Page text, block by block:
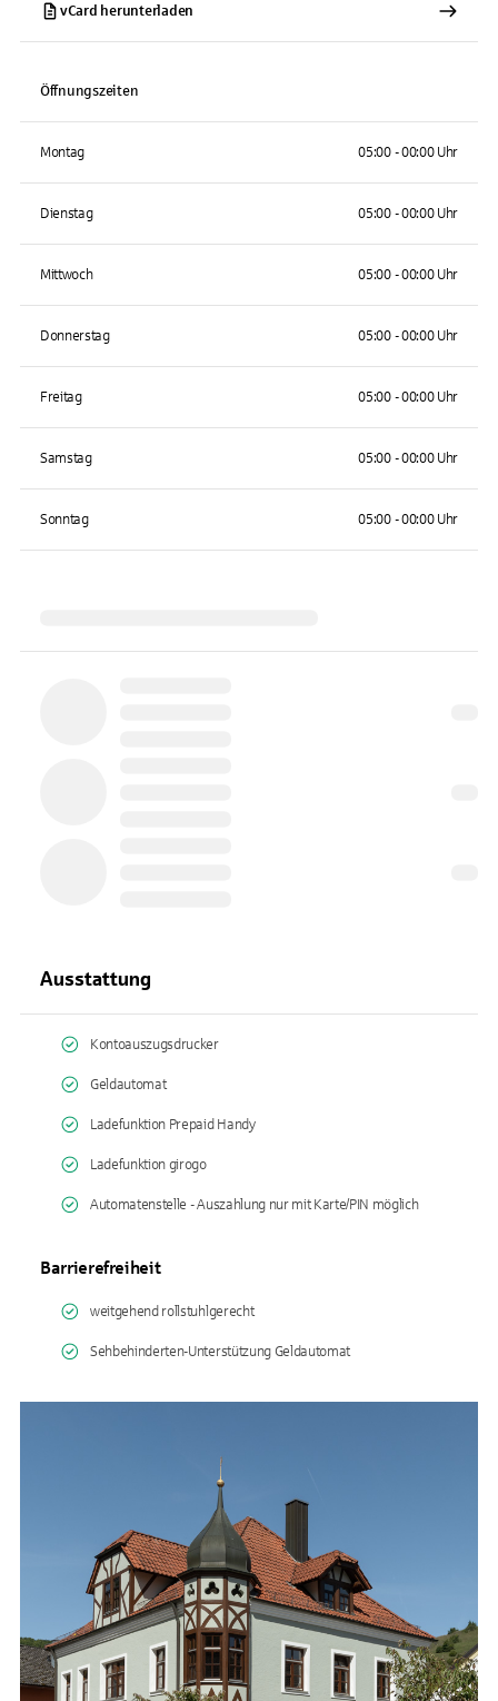
vCard herunterladen
Öffnungszeiten
Montag 05:00 - 00:00 Uhr
Dienstag 05:00 - 00:00 Uhr
Mittwoch 05:00 - 00:00 Uhr
Donnerstag 05:00 - 00:00 Uhr
Freitag 05:00 - 00:00 Uhr
Samstag 05:00 - 00:00 Uhr
Sonntag 05:00 - 00:00 Uhr
Ausstattung
Kontoauszugsdrucker
Geldautomat
Ladefunktion Prepaid Handy
Ladefunktion girogo
Automatenstelle - Auszahlung nur mit Karte/PIN möglich
Barrierefreiheit
weitgehend rollstuhlgerecht
Sehbehinderten-Unterstützung Geldautomat